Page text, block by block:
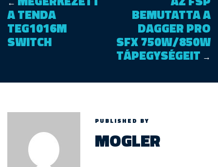
A TENDA
TEG1016M
SWITCH
BEMUTATTA A
DAGGER PRO
SFX 750W/850W
TÁPEGYSÉGEIT →
PUBLISHED BY
MOGLER